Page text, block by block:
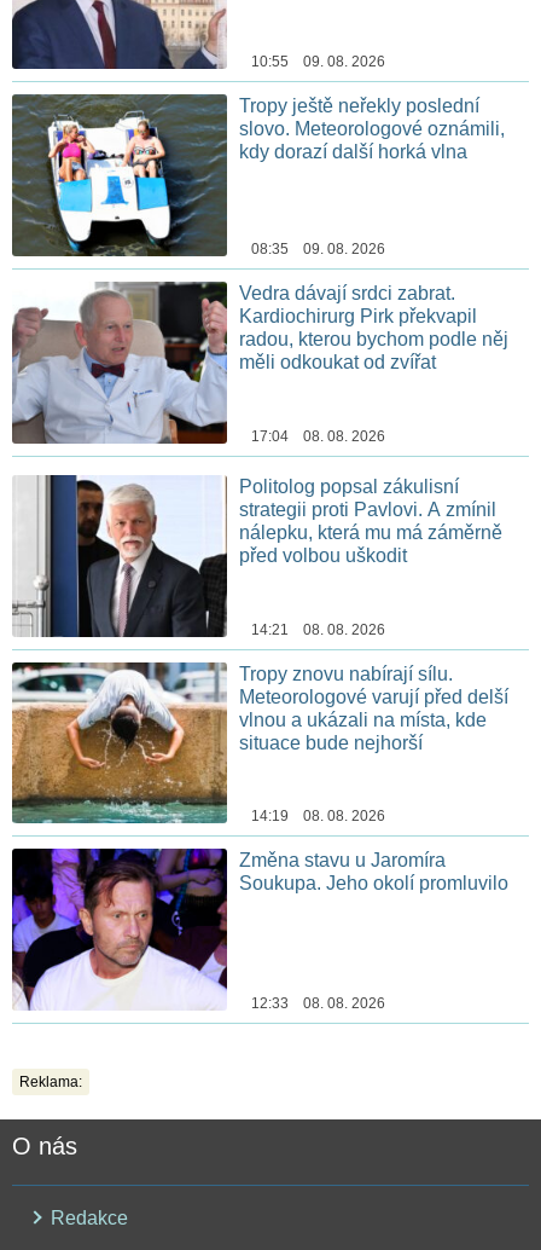
10:55 09. 08. 2026
Tropy ještě neřekly poslední
slovo. Meteorologové oznámili,
kdy dorazí další horká vlna
08:35 09. 08. 2026
Vedra dávají srdci zabrat.
Kardiochirurg Pirk překvapil
radou, kterou bychom podle něj
měli odkoukat od zvířat
17:04 08. 08. 2026
Politolog popsal zákulisní
strategii proti Pavlovi. A zmínil
nálepku, která mu má záměrně
před volbou uškodit
14:21 08. 08. 2026
Tropy znovu nabírají sílu.
Meteorologové varují před delší
vlnou a ukázali na místa, kde
situace bude nejhorší
14:19 08. 08. 2026
Změna stavu u Jaromíra
Soukupa. Jeho okolí promluvilo
12:33 08. 08. 2026
Reklama:
O nás
Redakce